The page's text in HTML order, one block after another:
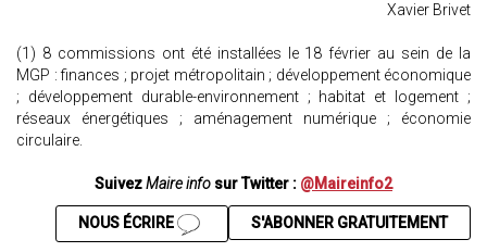
Xavier Brivet
(1) 8 commissions ont été installées le 18 février au sein de la
MGP : finances ; projet métropolitain ; développement économique
; développement durable-environnement ; habitat et logement ;
réseaux énergétiques ; aménagement numérique ; économie
circulaire.
SuivezMaire info sur Twitter : @Maireinfo2
S'ABONNER GRATUITEMENT
NOUS ÉCRIRE